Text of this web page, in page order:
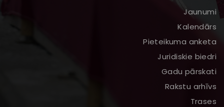
Jaunumi
Kalendārs
Pieteikuma anketa
Juridiskie biedri
Gadu pārskati
Rakstu arhīvs
Trases